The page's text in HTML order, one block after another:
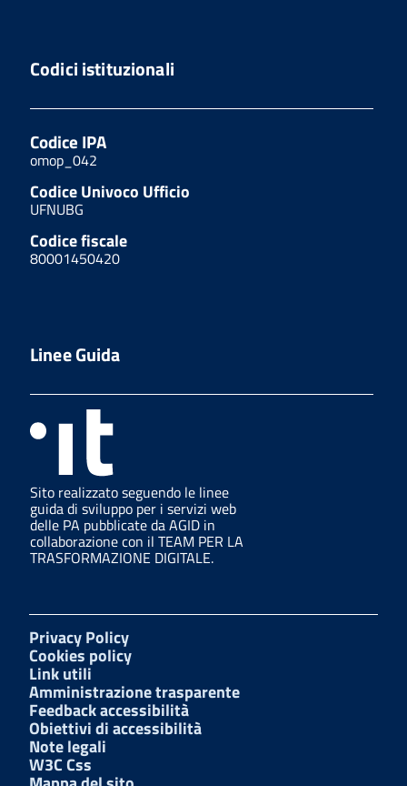
Codici istituzionali
Codice IPA
omop_042
Codice Univoco Ufficio
UFNUBG
Codice fiscale
80001450420
Linee Guida
Sito realizzato seguendo le linee
guida di sviluppo per i servizi web
delle PA pubblicate da AGID in
collaborazione con il TEAM PER LA
TRASFORMAZIONE DIGITALE.
Privacy Policy
Cookies policy
Link utili
Amministrazione trasparente
Feedback accessibilità
Obiettivi di accessibilità
Note legali
W3C Css